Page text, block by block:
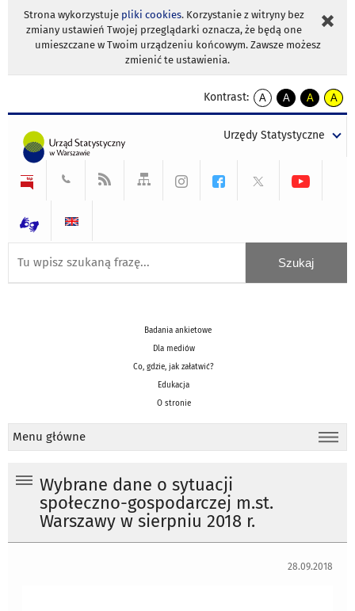
Strona wykorzystuje pliki cookies. Korzystanie z witryny bez
zmiany ustawień Twojej przeglądarki oznacza, że będą one
umieszczane w Twoim urządzeniu końcowym. Zawsze możesz
zmienić te ustawienia.
Kontrast:
A
kontrast
A
kontrast
tekst
czarnym
A
kontrast
tekst
czarnym
A
tekst
żółtym
Urzędy Statystyczne
Badania ankietowe
Dla mediów
Co, gdzie, jak załatwić?
Edukacja
O stronie
Menu główne
Wybrane dane o sytuacji
społeczno-gospodarczej m.st.
Warszawy w sierpniu 2018 r.
28.09.2018